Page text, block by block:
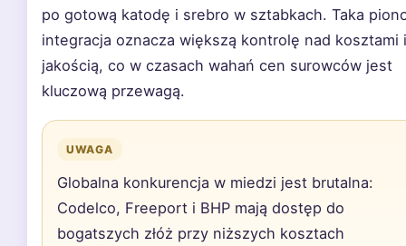
po gotową katodę i srebro w sztabkach. Taka
integracja oznacza większą kontrolę nad kosztami i
jakością, co w czasach wahań cen surowców jest
kluczową przewagą.
UWAGA
Globalna konkurencja w miedzi jest brutalna:
Codelco, Freeport i BHP mają dostęp do
bogatszych złóż przy niższych kosztach